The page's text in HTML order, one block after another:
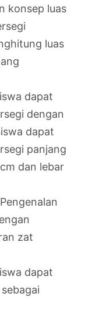
konsep luas
luas
dapat
dengan
dapat
panjang
dan lebar
Pengenalan
zat
dapat